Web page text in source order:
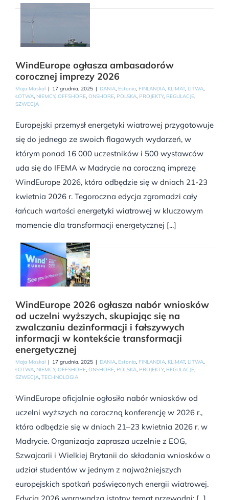
WindEurope ogłasza ambasadorów
corocznej imprezy 2026
Maja Moskal | 17 grudnia, 2025 | DANIA, Estonia, FINLANDIA, KLIMAT, LITWA,
ŁOTWA, NIEMCY, OFFSHORE, ONSHORE, POLSKA, PROJEKTY, REGULACJE,
SZWECJA
Europejski przemysł energetyki wiatrowej przygotowuje
się do jednego ze swoich flagowych wydarzeń, w
którym ponad 16 000 uczestników i 500 wystawców
uda się do IFEMA w Madrycie na coroczną imprezę
WindEurope 2026, która odbędzie się w dniach 21-23
kwietnia 2026 r. Tegoroczna edycja zgromadzi cały
łańcuch wartości energetyki wiatrowej w kluczowym
momencie dla transformacji energetycznej [...]
WindEurope 2026 ogłasza nabór wniosków
od uczelni wyższych, skupiając się na
zwalczaniu dezinformacji i fałszywych
informacji w kontekście transformacji
energetycznej
Maja Moskal | 17 grudnia, 2025 | DANIA, Estonia, FINLANDIA, KLIMAT, LITWA,
ŁOTWA, NIEMCY, OFFSHORE, ONSHORE, POLSKA, PROJEKTY, REGULACJE,
SZWECJA, TECHNOLOGIA
WindEurope oficjalnie ogłosiło nabór wniosków od
uczelni wyższych na coroczną konferencję w 2026 r.,
która odbędzie się w dniach 21–23 kwietnia 2026 r. w
Madrycie. Organizacja zaprasza uczelnie z EOG,
Szwajcarii i Wielkiej Brytanii do składania wniosków o
udział studentów w jednym z najważniejszych
europejskich spotkań poświęconych energii wiatrowej.